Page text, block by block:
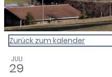
Zurück zum kalender
JULI
29